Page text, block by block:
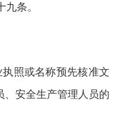
条。
照或名称预先核准文
、安全生产管理人员的